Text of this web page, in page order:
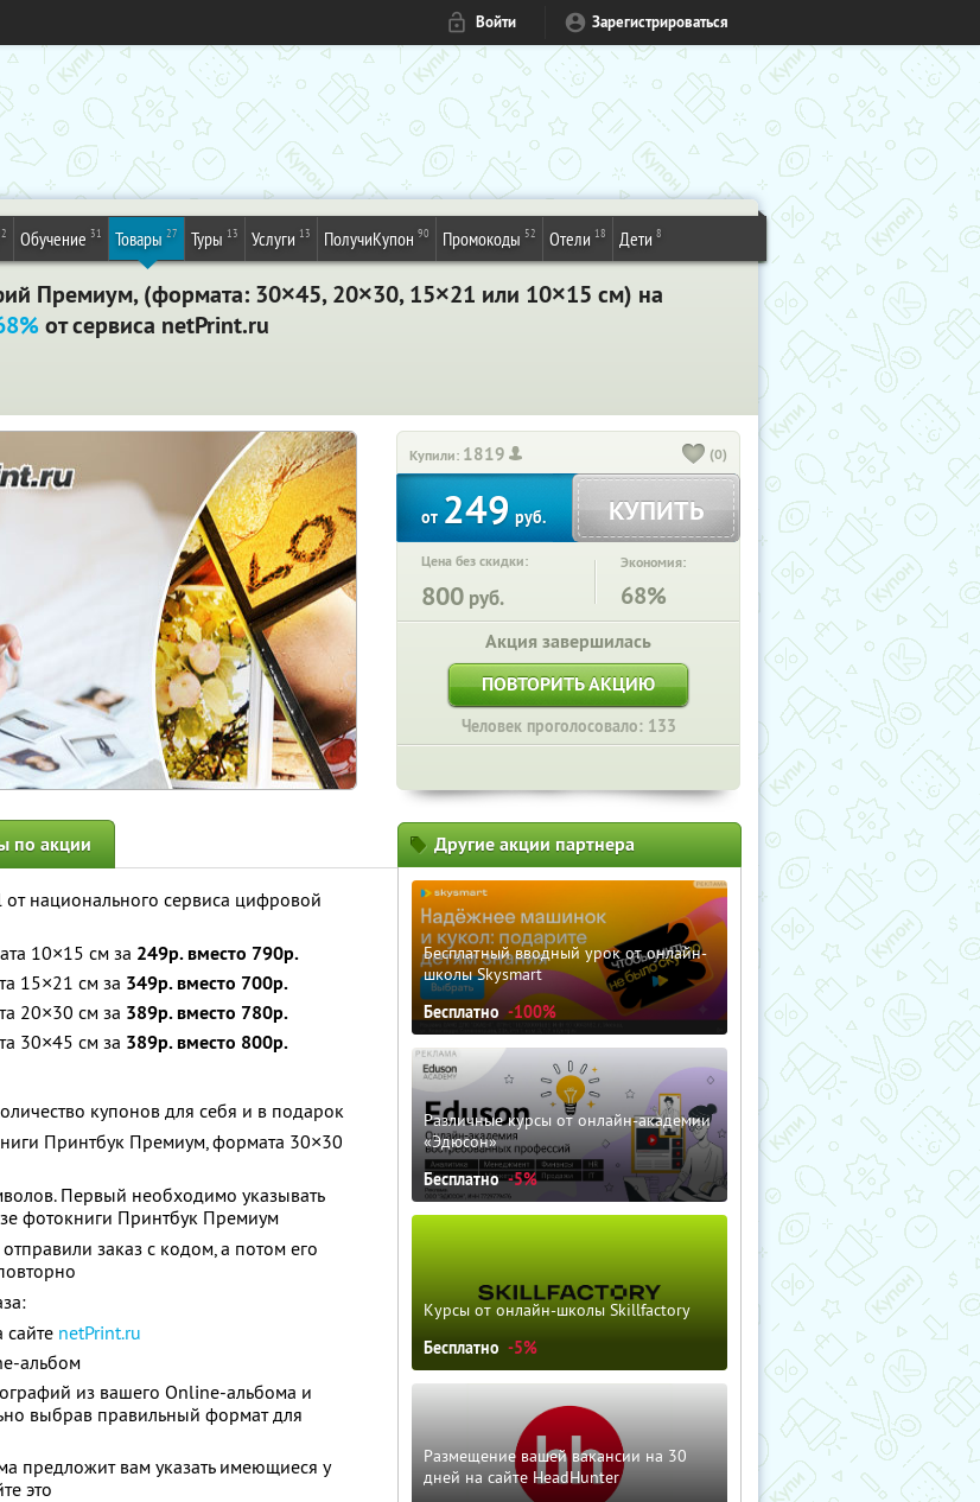
Войти Зарегистрироваться
2 Обучение 31 Товары 27 Туры 13 Услуги 13 ПолучиКупон 90 Промокоды 52 Отели 18 Дети 8
Премиум, (формата: 30×45, 20×30, 15×21 или 10×15 см) на
от сервиса netPrint.ru
Купили: 1819 (0)
от249руб. КУПИТЬ
Цена без скидки:
800 руб.
Экономия:
68%
Акция завершилась
ПОВТОРИТЬ АКЦИЮ
Человек проголосовало: 133
по акции
национального сервиса цифровой
10×15 см за 249р. вместо 790р.
15×21 см за 349р. вместо 700р.
20×30 см за 389р. вместо 780р.
30×45 см за 389р. вместо 800р.
купонов для себя и в подарок
Принтбук Премиум, формата 30×30
Первый необходимо указывать
фотокниги Принтбук Премиум
заказ с кодом, а потом его
сайте netPrint.ru
альбом
из вашего Online-альбома и
выбрав правильный формат для
предложит вам указать имеющиеся у
это
Другие акции партнера
Бесплатный вводный урок от онлайн-
школы Skysmart
Бесплатно -100%
Различные курсы от онлайн-академии
«Эдюсон»
Бесплатно -5%
Курсы от онлайн-школы Skillfactory
Бесплатно -5%
Размещение вашей вакансии на 30
дней на сайте HeadHunter